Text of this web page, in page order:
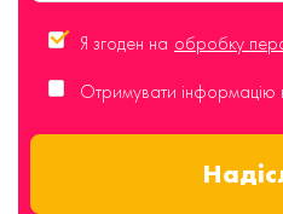
Я згоден на обробку
Отримувати інформацію